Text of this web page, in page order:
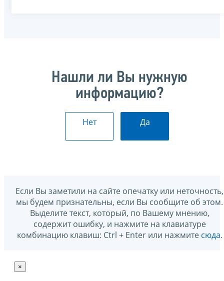
Нашли ли Вы нужную
информацию?
Нет Да
Если Вы заметили на сайте опечатку или неточность,
мы будем признательны, если Вы сообщите об этом.
Выделите текст, который, по Вашему мнению,
содержит ошибку, и нажмите на клавиатуре
комбинацию клавиш: Ctrl + Enter или нажмите сюда.
×